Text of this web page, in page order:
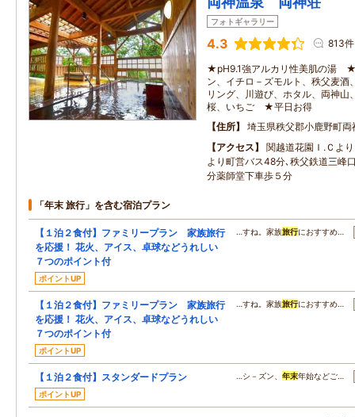
フォトギャラリー
4.3 813件
★pH9.1強アルカリ性美肌の湯 ★
ン、イチロ－ズモルト、秩父麦
リング、川遊び、ホタル、両神山
桜、いちご ★平日お得
住所
埼玉県秩父郡小鹿野町両
アクセス
関越道花園Ｉ.Ｃよ
より町営バス48分､秩父鉄道三峰
分薬師堂下車歩５分
「年末 旅行」を含む宿泊プラン
【１泊２食付】ファミリープラン 家族旅行
を応援！ 花火、アイス、卓球などうれしい
７つのポイント付
ポイントUP
…すね。家族旅行におすすめ…
【１泊２食付】ファミリープラン 家族旅行
を応援！ 花火、アイス、卓球などうれしい
７つのポイント付
ポイントUP
…すね。家族旅行におすすめ…
【１泊２食付】スタンダードプラン
ポイントUP
…シ－ズン、 年末年始などご…